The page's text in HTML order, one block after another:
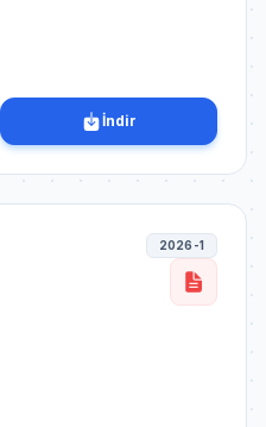
İndir
2026-1